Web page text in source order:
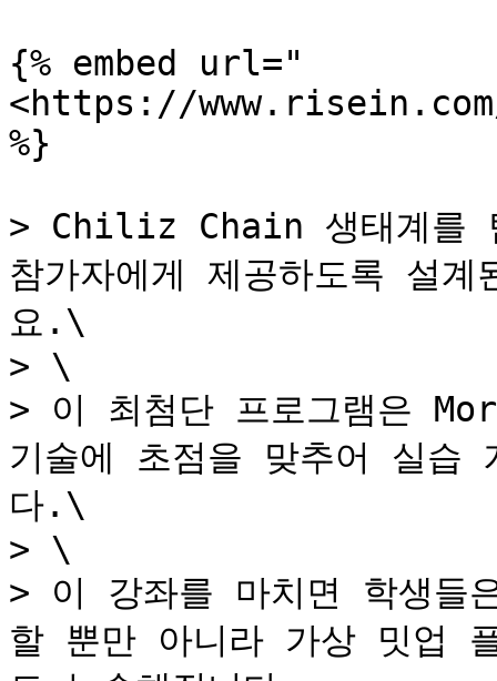
{% embed url="
<https://
%}
> Chiliz Chain 생태계를
참가자에게 제공하도록 설
요.\
> \
> 이 최첨단 프로그램은
기술에 초점을 맞추어 실습
다.\
> \
> 이 강좌를 마치면 학생
할 뿐만 아니라 가상 밋업